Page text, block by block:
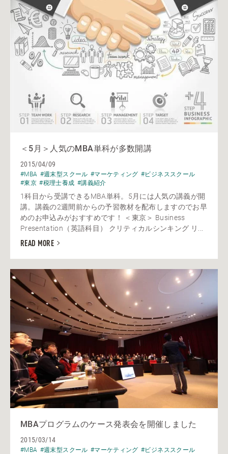
＜5月＞人気のMBA単科が多数開講
2015/04/09
#MBA #週末型スクール #マーケティング #ビジネススクール
#東京 #税理士養成 #講義紹介
1科目から受講できるMBA単科。5月には人気の講義が開
講。講義の2週間前からの予習教材を配布しますのでお早
めのお申込みがおすすめです！ ＜東京＞ Business
Presentation（英語科目） クリティカルシンキング リ...
READ MORE
MBAプログラムのケース発表会を開催しました
2015/03/14
#MBA #週末型スクール #マーケティング #ビジネススクール